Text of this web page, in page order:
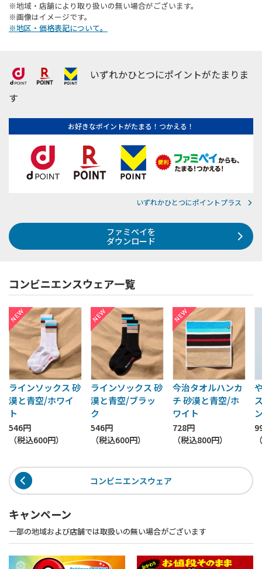
※地域・店舗により取り扱いの無い場合がございます。
※画像はイメージです。
※地区・価格表記について。
いずれかひとつにポイントがたまりま
す
お好きなポイントがたまる！つかえる！
いずれかひとつにポイントプラス
ファミペイを
ダウンロード
コンビニエンスウェア一覧
ラインソックス 砂
漠と青空/ホワイ
ト
546円
（税込600円）
ラインソックス 砂
漠と青空/ブラッ
ク
546円
（税込600円）
今治タオルハンカ
チ 砂漠と青空/ホ
ワイト
728円
（税込800円）
コンビニエンスウェア
キャンペーン
一部の地域および店舗では取扱いの無い場合がございます